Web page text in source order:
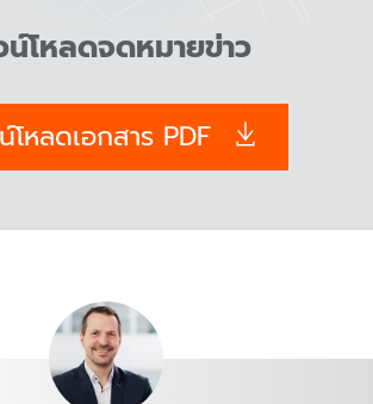
น์โหลดจดหมายข่าว
โหลดเอกสาร PDF